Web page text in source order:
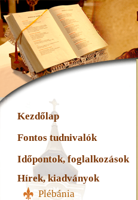
Kezdőlap
Fontos tudnivalók
Időpontok, foglalkozások
Hírek, kiadványok
Plébánia